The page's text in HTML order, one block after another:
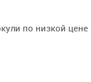
по низкой цене